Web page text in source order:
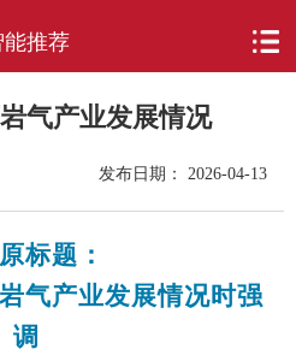
能推荐
气产业发展情况
发布日期： 2026-04-13
原标题：
气产业发展情况时强
调